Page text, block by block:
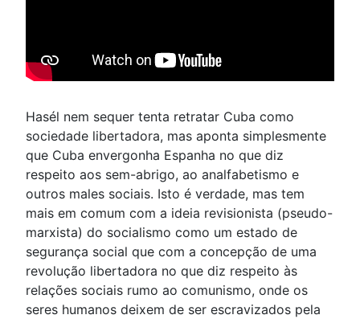
Hasél nem sequer tenta retratar Cuba como
sociedade libertadora, mas aponta simplesmente
que Cuba envergonha Espanha no que diz
respeito aos sem-abrigo, ao analfabetismo e
outros males sociais. Isto é verdade, mas tem
mais em comum com a ideia revisionista (pseudo-
marxista) do socialismo como um estado de
segurança social que com a concepção de uma
revolução libertadora no que diz respeito às
relações sociais rumo ao comunismo, onde os
seres humanos deixem de ser escravizados pela